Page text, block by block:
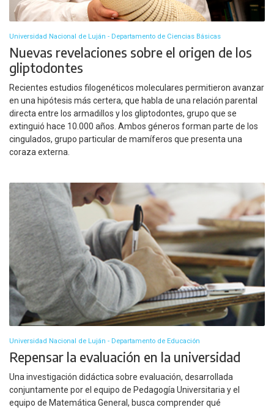
Universidad Nacional de Luján - Departamento de Ciencias Básicas
Nuevas revelaciones sobre el origen de los
gliptodontes
Recientes estudios filogenéticos moleculares permitieron avanzar
en una hipótesis más certera, que habla de una relación parental
directa entre los armadillos y los gliptodontes, grupo que se
extinguió hace 10.000 años. Ambos géneros forman parte de los
cingulados, grupo particular de mamíferos que presenta una
coraza externa.
Universidad Nacional de Luján - Departamento de Educación
Repensar la evaluación en la universidad
Una investigación didáctica sobre evaluación, desarrollada
conjuntamente por el equipo de Pedagogía Universitaria y el
equipo de Matemática General, busca comprender qué